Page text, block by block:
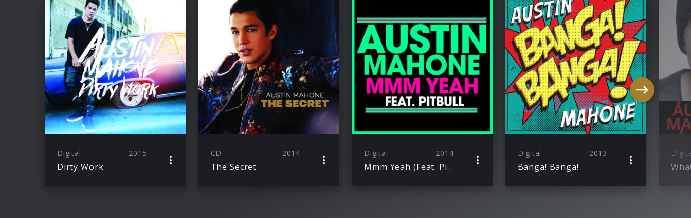
Digital 2015
Dirty Work
CD 2014
The Secret
Digital 2014
Mmm Yeah (Feat. Pitbull)
Digital 2013
Banga! Banga!